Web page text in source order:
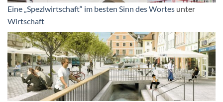
Eine „Spezlwirtschaft“ im besten Sinn des Wortes unter
Wirtschaft